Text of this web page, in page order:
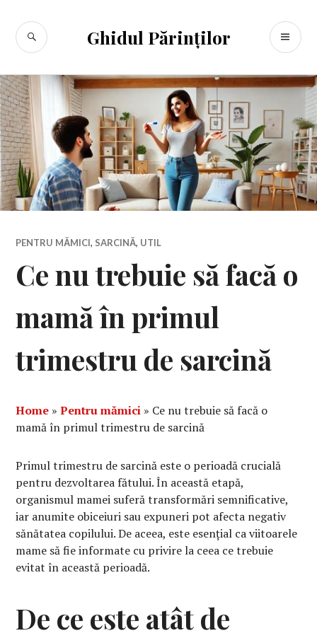
conținut
Ghidul Părinților
CĂUTARE
PENTRU MĂMICI, SARCINĂ, UTIL
Ce nu trebuie să facă o
mamă în primul
trimestru de sarcină
Home »Pentru mămici » Ce nu trebuie să facă o
mamă în primul trimestru de sarcină
Primul trimestru de sarcină este o perioadă crucială
pentru dezvoltarea fătului. În această etapă,
organismul mamei suferă transformări semnificative,
iar anumite obiceiuri sau expuneri pot afecta negativ
sănătatea copilului. De aceea, este esențial ca viitoarele
mame să fie informate cu privire la ceea ce trebuie
evitat în această perioadă.
De ce este atât de